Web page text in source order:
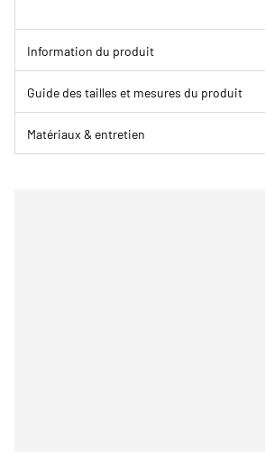
Information du produit
Guide des tailles et mesures du produit
Matériaux & entretien